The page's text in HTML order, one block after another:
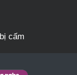
cấm